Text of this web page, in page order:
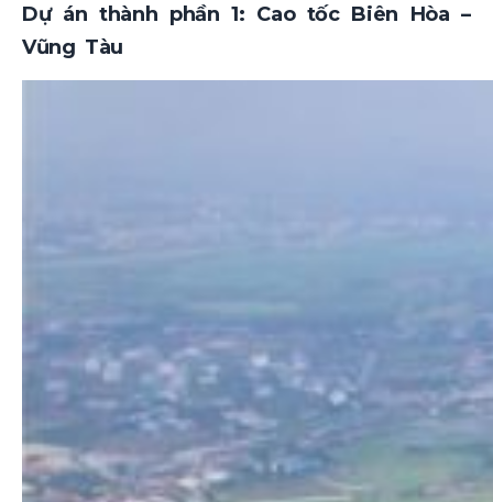
Dự án thành phần 1: Cao tốc Biên Hòa –
Vũng Tàu